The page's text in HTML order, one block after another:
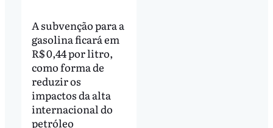
A subvenção para a
gasolina ficará em
R$ 0,44 por litro,
como forma de
reduzir os
impactos da alta
internacional do
petróleo